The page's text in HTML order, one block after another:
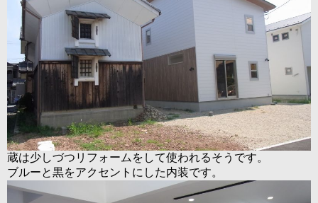
蔵は少しづつリフォームをして使われるそうです。
ブルーと黒をアクセントにした内装です。